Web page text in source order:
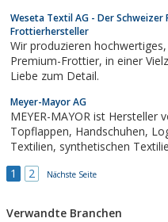
Weseta Textil AG - Der Schweizer
Frottierhersteller
Wir produzieren hochwertiges, auf der Haut spürbar weicheres,
Premium-Frottier, in einer Vielzahl an Grössen und Farben. Mit
Liebe zum Detail.
Meyer-Mayor AG
MEYER-MAYOR ist Hersteller von
Topflappen, Handschuhen, Logos, Profi-, Gastro- und Hotel-
Textilien, synthetischen Textilien, synthetischem Feinstgewebe,
1 2 Nächste Seite
Verwandte Branchen